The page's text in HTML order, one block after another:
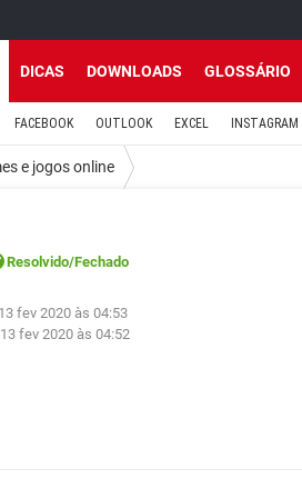
DICAS DOWNLOADS GLOSSÁRIO
FACEBOOK OUTLOOK EXCEL INSTAGRAM
e jogos online
Resolvido/Fechado
fev 2020 às 04:53
13 fev 2020 às 04:52